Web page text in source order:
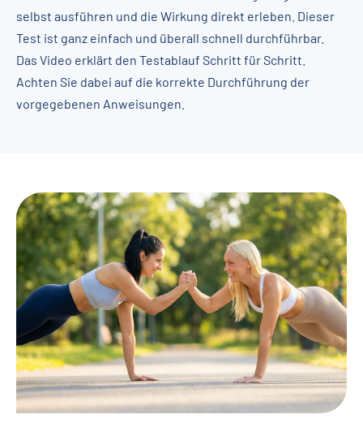
selbst ausführen und die Wirkung direkt erleben. Dieser
Test ist ganz einfach und überall schnell durchführbar.
Das Video erklärt den Testablauf Schritt für Schritt.
Achten Sie dabei auf die korrekte Durchführung der
vorgegebenen Anweisungen.